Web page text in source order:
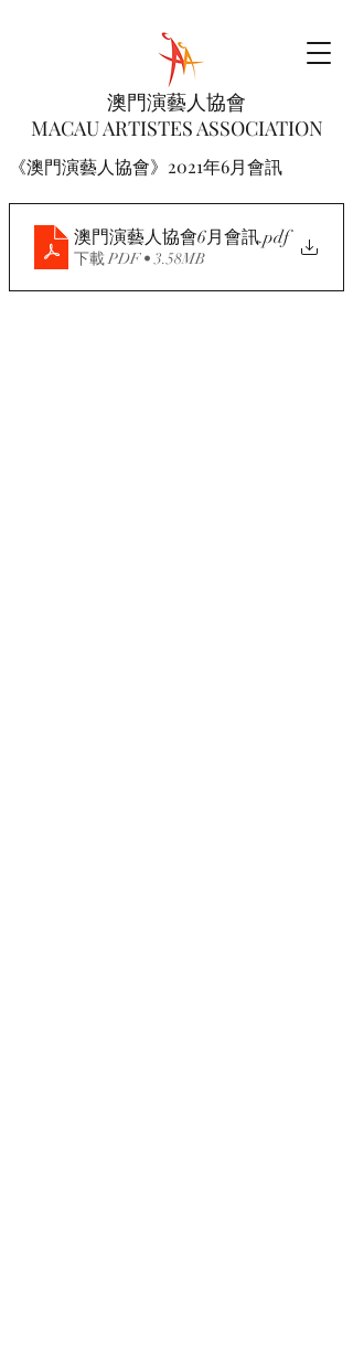
澳門演藝人協會
MACAU ARTISTES ASSOCIATION
《澳門演藝人協會》2021年6月會訊
澳門演藝人協會6月會訊.pdf
下載 PDF • 3.58MB